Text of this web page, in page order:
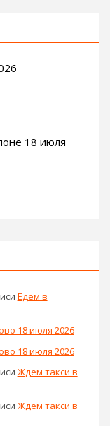
18 июля
Едем в
18 июля 2026
18 июля 2026
Ждем такси в
Ждем такси в